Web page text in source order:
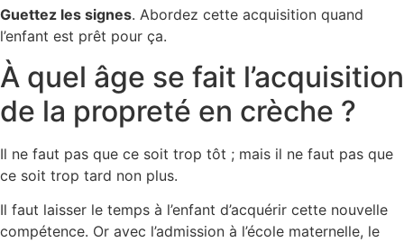
Guettez les signes. Abordez cette acquisition quand
l’enfant est prêt pour ça.
À quel âge se fait l’acquisition
de la propreté en crèche ?
Il ne faut pas que ce soit trop tôt ; mais il ne faut pas que
ce soit trop tard non plus.
Il faut laisser le temps à l’enfant d’acquérir cette nouvelle
compétence. Or avec l’admission à l’école maternelle, le